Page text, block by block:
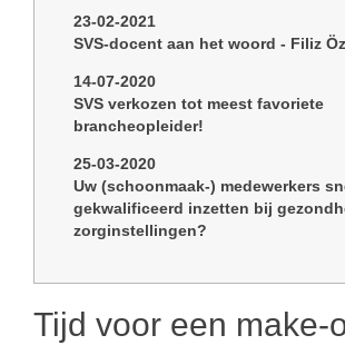
23-02-2021
SVS-docent aan het woord - Filiz
14-07-2020
SVS verkozen tot meest favoriete
brancheopleider!
25-03-2020
Uw (schoonmaak-) medewerkers
gekwalificeerd inzetten bij
zorginstellingen?
Tijd voor een make-